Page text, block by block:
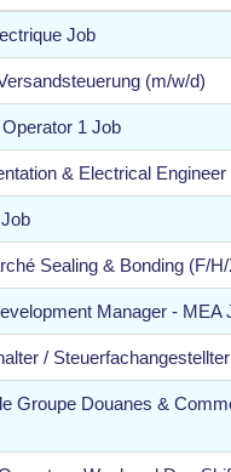
Job
(m/w/d)
1 Job
& Electrical Engineer
Sealing & Bonding (F/
Manager - MEA
/
Groupe Douanes &